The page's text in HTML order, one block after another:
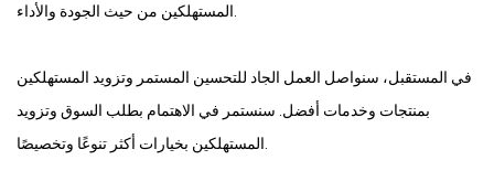
في المستقبل، سنواصل العمل الجاد للتحسين المستمر وتزويد المستهلكين
بمنتجات وخدمات أفضل. سنستمر في الاهتمام بطلب السوق وتزويد